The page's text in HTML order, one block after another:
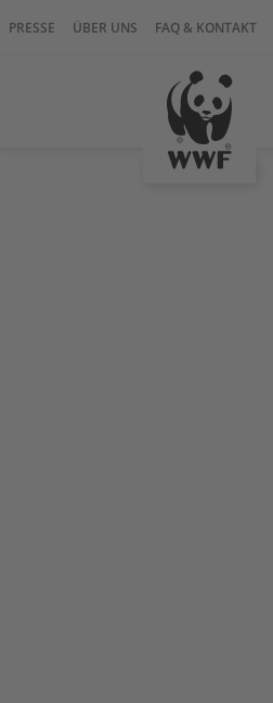
PRESSE ÜBER UNS FAQ & KONTAKT